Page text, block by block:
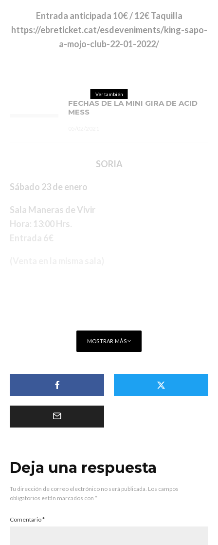
Entrada anticipada 10€ / 12€ Taquilla
https://ebreticket.cat/esdeveniments/king-sapo-
a-mojo-club-22-01-2022/
Ver también
FECHAS DE LA MINI GIRA DE ACID
MESS
SORIA
Sábado 23 de enero
Sala Maneras de Vivir
Hora: 13:00 Hrs.
Entrada 6€
MOSTRAR MÁS
Deja una respuesta
Tu dirección de correo electrónico no será publicada. Los campos
obligatorios están marcados con *
Comentario*